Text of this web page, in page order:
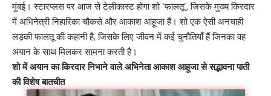
मुंबई। स्टारप्लस पर आज से टेलीकास्ट होगा शो ‘फालतू’, जिसके मुख्य किरदार
में अभिनेत्री निहारिका चौकसे और आकाश आहूजा हैं। शो एक ऐसी अनचाही
लड़की फालतू की कहानी है, जिसके लिए जीवन में कई चुनौतियाँ हैं जिनका वह
अयान के साथ मिलकर सामना करती है।
शो में अयान का किरदार निभाने वाले अभिनेता आकाश आहूजा से सद्भावना पाती
की विशेष बातचीत